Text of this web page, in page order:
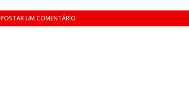
POSTAR UM COMENTÁRIO